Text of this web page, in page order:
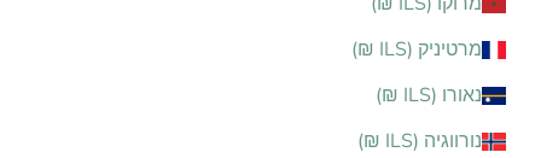
מרטיניק (ILS ₪)
נאורו (ILS ₪)
נורווגיה (ILS ₪)